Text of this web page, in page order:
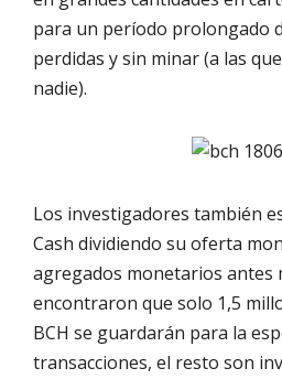
para un período prolongado
perdidas y sin minar (a las
nadie).
Los investigadores también
Cash dividiendo su oferta
agregados monetarios antes
encontraron que solo 1,5
BCH se guardarán para la
transacciones, el resto son